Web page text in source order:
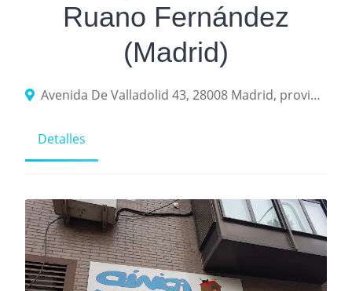
Ruano Fernández
(Madrid)
Avenida De Valladolid 43, 28008 Madrid, provincia de Madrid, España
Detalles